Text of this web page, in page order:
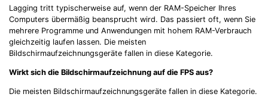
Lagging tritt typischerweise auf, wenn der RAM-Speicher Ihres
Computers übermäßig beansprucht wird. Das passiert oft, wenn Sie
mehrere Programme und Anwendungen mit hohem RAM-Verbrauch
gleichzeitig laufen lassen. Die meisten
Bildschirmaufzeichnungsgeräte fallen in diese Kategorie.
Wirkt sich die Bildschirmaufzeichnung auf die FPS aus?
Die meisten Bildschirmaufzeichnungsgeräte fallen in diese Kategorie.